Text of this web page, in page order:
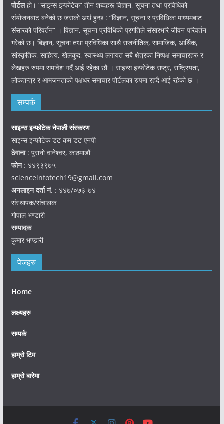
पोर्टलहो। “साइन्स इन्फोटेक” तीन शब्दहरू विज्ञान, सूचना तथा प्रविधिको
संयोजनबाट बनेको छ जसको अर्थ हुन्छ : “विज्ञान, सूचना र प्रविधिका माध्यमबाट
संसारको परिवर्तन” । विज्ञान, सूचना प्रविधिको प्रगतिले संसारभरि जीवन परिवर्तन
गरेको छ। बिज्ञान, सूचना तथा प्रविधिका साथै राजनीतिक, सामाजिक, आर्थिक,
सांस्कृतिक, साहित्य, खेलकुद, स्वास्थ्य लगायत सबै क्षेत्रका निष्पक्ष समाचारहरु र
लेखहरु रुपमा समावेश गर्दै आई रहेका छौ । साइन्स इन्फोटेक राष्ट्र, राष्ट्रियता,
लोकतन्त्र र आमजनताको पक्षधर समाचार पोर्टलका रुपमा रहदै आई रहेको छ ।
सम्पर्क
साइन्स इन्फोटेक नेपाली संस्करण
साइन्स इन्फोटेक डट कम डट एनपी
ठेगाना: पुरानो वानेश्वर, काठमाडौं
फोन: ४४९३९७५
scienceinfotech19@gmail.com
अनलाइन दर्ता नं. : ४४७/०७३-७४
संस्थापक/संचालक
गोपाल भण्डारी
सम्पादक
कुमार भण्डारी
पेजहरु
Home
लक्ष्यहरु
सम्पर्क
हाम्रो टिम
हाम्रो बारेमा